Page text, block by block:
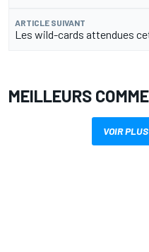
ARTICLE SUIVANT
Les wild-cards attendues
MEILLEURS
VOIR